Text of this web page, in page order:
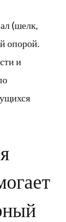
(шелк,
опорой.
и